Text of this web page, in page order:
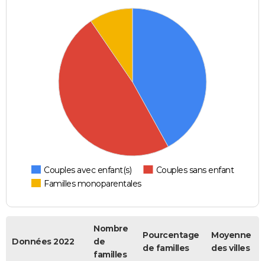
Couples avec enfant(s)
Couples sans enfant
Familles monoparentales
Données 2022
Nombre
de
familles
Pourcentage
de familles
Moyenne
des villes